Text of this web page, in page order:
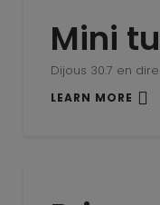
Mini
Dijous 30.7 en
LEARN MORE